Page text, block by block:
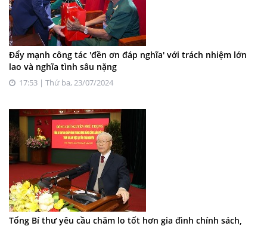
Đẩy mạnh công tác 'đền ơn đáp nghĩa' với trách nhiệm lớn
lao và nghĩa tình sâu nặng
17:53 | Thứ ba, 23/07/2024
Tổng Bí thư yêu cầu chăm lo tốt hơn gia đình chính sách,